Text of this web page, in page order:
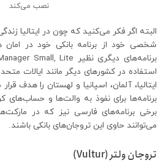
نصب می‌کند
البته اگر فکر می‌کنید که چون در ایتالیا
شخصی خود از برنامه بانکی خود در
استفاده در کشورهای دیگر مانند ایالات
ایتالیا، آلمان، اسپانیا و لهستان را هدف
برنامه‌ها برای نفوذ به والت‌ها و حساب‌های
برخی برنامه‌های فارسی نیز که در
می‌توانند حاوی این تروجان‌های بانکی باشند.
تروجان ولتر (Vultur)